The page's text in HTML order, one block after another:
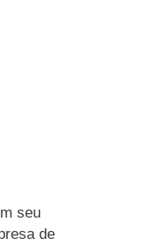
seu
de